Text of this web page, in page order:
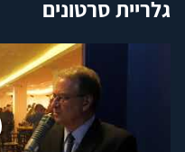
גלריית סרטונים